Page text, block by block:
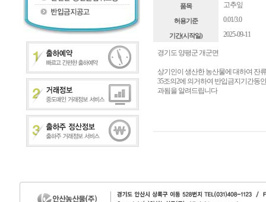
품목 고추잎
허용기준 0.01/3.0
기간(시작일) 2025-09-11
경기도 양평군 개군면
상기인이 생산한 농산물에 대하여 잔
35조의2에 의거하여 반입금지기간동
과됨을 알려드립니다